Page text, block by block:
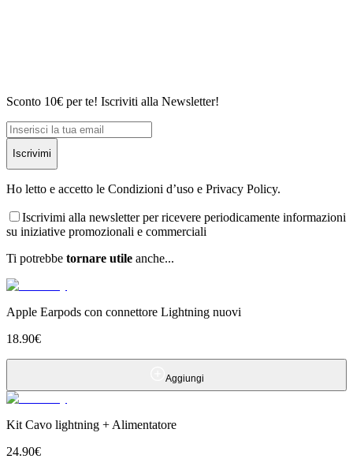
Sconto 10€ per te! Iscriviti alla Newsletter!
Iscrivimi
Ho letto e accetto le Condizioni d’uso e Privacy Policy.
Iscrivimi alla newsletter per ricevere periodicamente informazioni
su iniziative promozionali e commerciali
Ti potrebbe tornare utile anche...
Apple Earpods con connettore Lightning nuovi
18.90€
Aggiungi
Kit Cavo lightning + Alimentatore
24.90€